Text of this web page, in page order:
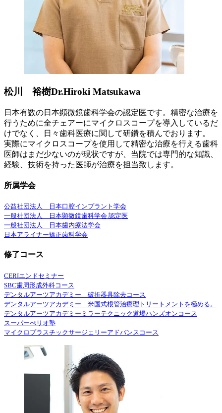
松川 裕樹Dr.Hiroki Matsukawa
日本有数の日本顕微鏡歯科学会の認定医です。精密な治療を
行うために全チェアーにマイクロスコープを導入しているだ
けでなく、日々歯科医療に関して研鑽を積んでおります。
実際にマイクロスコープを使用して精密な治療を行える歯科
医師はまだ少ないのが現状ですが、当院では専門的な知識、
経験、技術を持った医師が治療を担当致します。
所属学会
公益社団法人 日本口腔インプラント学会
一般社団法人 日本顕微鏡歯科学会 認定医
一般社団法人 日本歯内療法学会
日本アライナー矯正歯科学会
修了コース
CERIエンドセミナー
SBC歯周形成外科コース
デンタルアーツアカデミー 破折器具除去コース
デンタルアーツアカデミー 米国式根管治療理トリートメントを極める。
デンタルアーツアカデミーミラーテクニック道場ハンズオンコース
スーパーぺリオ塾
マイクロプラスチックサージェリーアドバンスコース